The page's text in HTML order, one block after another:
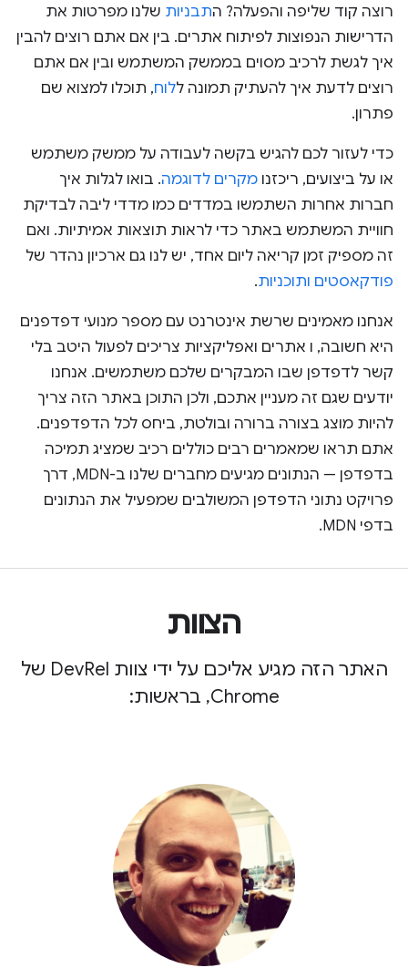
רוצה קוד שליפה והפעלה? התבניות שלנו מפרטות את
הדרישות הנפוצות לפיתוח אתרים. בין אם אתם רוצים להבין
איך לגשת לרכיב מסוים בממשק המשתמש ובין אם אתם
רוצים לדעת איך להעתיק תמונה ללוח, תוכלו למצוא שם
פתרון.
כדי לעזור לכם להגיש בקשה לעבודה על ממשק משתמש
או על ביצועים, ריכזנו מקרים לדוגמה. בואו לגלות איך
חברות אחרות השתמשו במדדים כמו מדדי ליבה לבדיקת
חוויית המשתמש באתר כדי לראות תוצאות אמיתיות. ואם
זה מספיק זמן קריאה ליום אחד, יש לנו גם ארכיון נהדר של
פודקאסטים ותוכניות.
אנחנו מאמינים שרשת אינטרנט עם מספר מנועי דפדפנים
היא חשובה, ו אתרים ואפליקציות צריכים לפעול היטב בלי
קשר לדפדפן שבו המבקרים שלכם משתמשים. אנחנו
יודעים שגם זה מעניין אתכם, ולכן התוכן באתר הזה צריך
להיות מוצג בצורה ברורה ובולטת, ביחס לכל הדפדפנים.
אתם תראו שמאמרים רבים כוללים רכיב שמציג תמיכה
בדפדפן — הנתונים מגיעים מחברים שלנו ב-MDN, דרך
פרויקט נתוני הדפדפן המשולבים שמפעיל את הנתונים
בדפי MDN.
הצוות
האתר הזה מגיע אליכם על ידי צוות DevRel של
Chrome, בראשות: